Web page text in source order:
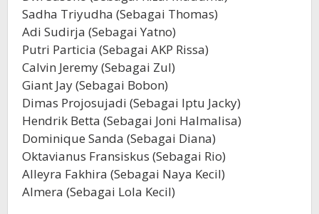
Sadha Triyudha (Sebagai Thomas)
Adi Sudirja (Sebagai Yatno)
Putri Particia (Sebagai AKP Rissa)
Calvin Jeremy (Sebagai Zul)
Giant Jay (Sebagai Bobon)
Dimas Projosujadi (Sebagai Iptu Jacky)
Hendrik Betta (Sebagai Joni Halmalisa)
Dominique Sanda (Sebagai Diana)
Oktavianus Fransiskus (Sebagai Rio)
Alleyra Fakhira (Sebagai Naya Kecil)
Almera (Sebagai Lola Kecil)